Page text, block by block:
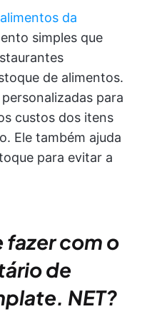
da
simples que
de alimentos.
para
custos dos itens
Ele também ajuda
para evitar a
com o
de
NET?